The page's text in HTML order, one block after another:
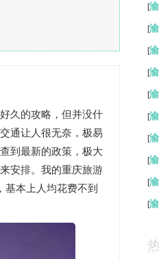
久的攻略，但并没什
通让人很无奈，极易
到最新的政策，极大
安排。我的重庆旅游
本上人均花费不到
[
[
[
[
[
[
[
[
[
[